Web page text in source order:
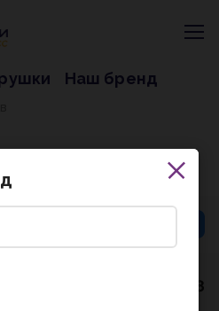
Наш бренд
8 (800) 5000-338